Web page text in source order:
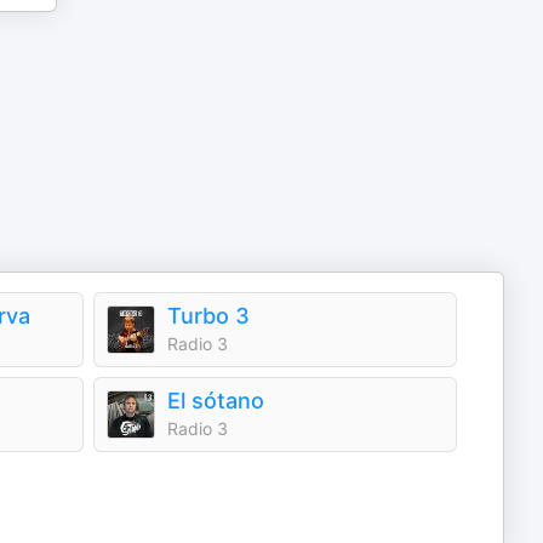
Turbo 3
Radio 3
El sótano
Radio 3